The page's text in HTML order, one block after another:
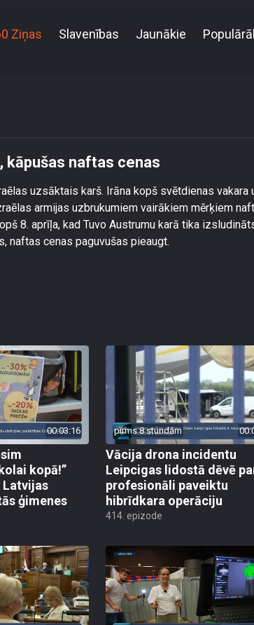
Ziņas Slavenības Jaunākie
kāpušas naftas cenas
uzsāktais karš. Irāna kopš svētdienas vakara
armijas uzbrukumiem vairākiem mērķiem
8. aprīļa, kad Tuvo Austrumu karā tika
naftas cenas paguvušas pieaugt.
00:03:16
kopā!”
ģimenes
pirms 8 stundām
Vācija drona incidentu
Leipcigas lidostā dēvē
profesionāli paveiktu
hibrīdkara operāciju
414. epizode